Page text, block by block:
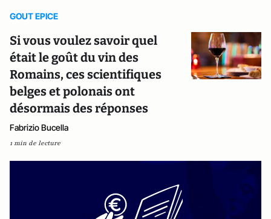
GOUT EPICE
Si vous voulez savoir quel
était le goût du vin des
Romains, ces scientifiques
belges et polonais ont
désormais des réponses
Fabrizio Bucella
1 min de lecture